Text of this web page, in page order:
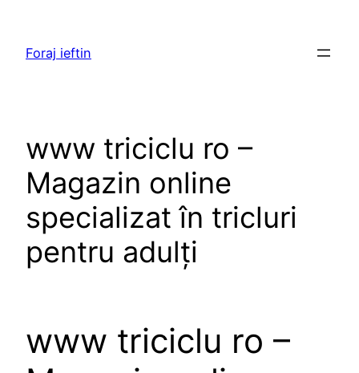
content
Foraj ieftin
www triciclu ro –
Magazin online
specializat în tricluri
pentru adulți
www triciclu ro –